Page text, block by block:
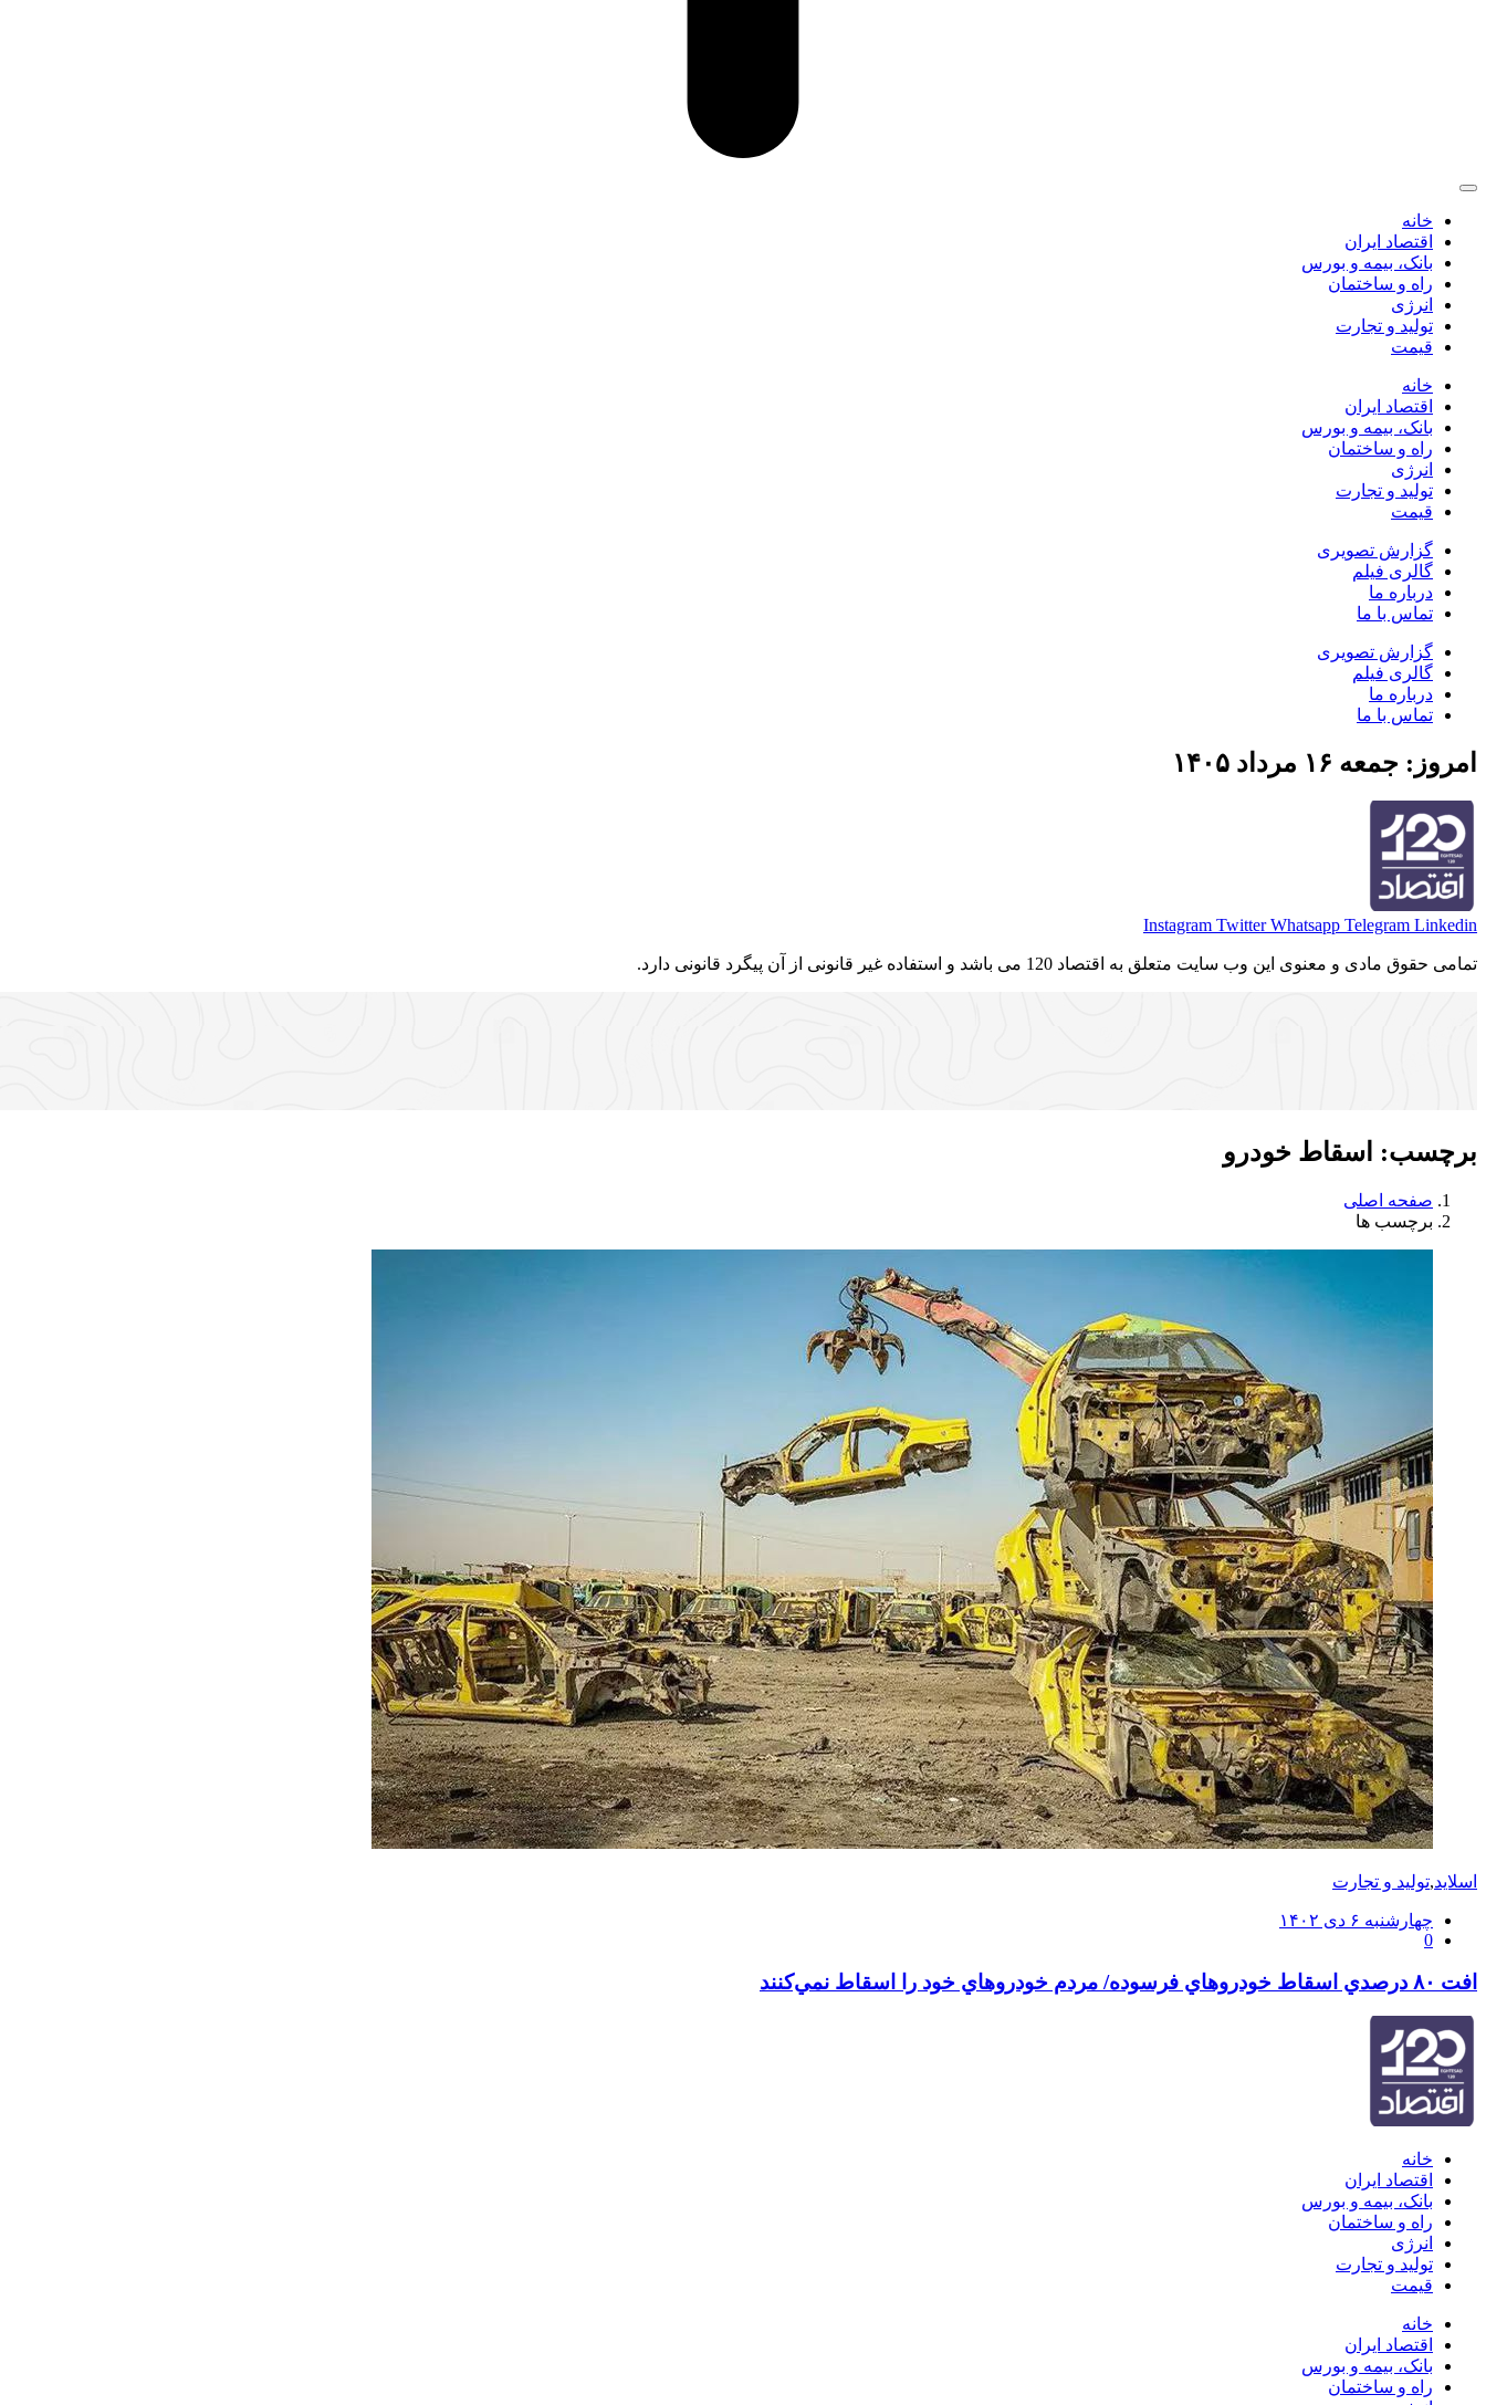
خانه
اقتصاد ایران
بانک، بیمه و بورس
راه و ساختمان
انرژی
تولید و تجارت
قیمت
خانه
اقتصاد ایران
بانک، بیمه و بورس
راه و ساختمان
انرژی
تولید و تجارت
قیمت
گزارش تصویری
گالری فیلم
درباره ما
تماس با ما
گزارش تصویری
گالری فیلم
درباره ما
تماس با ما
امروز: جمعه ۱۶ مرداد ۱۴۰۵
Instagram Twitter Whatsapp Telegram Linkedin
تمامی حقوق مادی و معنوی این وب سایت متعلق به اقتصاد 120 می باشد و استفاده غیر قانونی از آن پیگرد قانونی دارد.
برچسب: اسقاط خودرو
صفحه اصلی
برچسب ها
اسلاید,تولید و تجارت
ارسال
شده
چهارشنبه ۶ دی ۱۴۰۲
0
افت ۸۰ درصدي اسقاط خودروهاي فرسوده/ مردم خودروهاي خود را اسقاط نمي‌كنند
خانه
اقتصاد ایران
بانک، بیمه و بورس
راه و ساختمان
انرژی
تولید و تجارت
قیمت
خانه
اقتصاد ایران
بانک، بیمه و بورس
راه و ساختمان